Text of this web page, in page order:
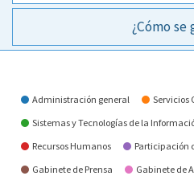
¿Cómo se
¿En qué se gasta?
Administración general
Servicios
Sistemas y Tecnologías de la
Recursos Humanos
Participación
Gabinete de Prensa
Gabinete de